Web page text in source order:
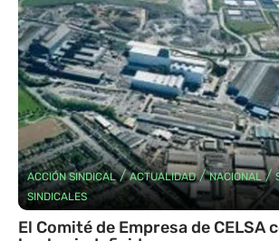
ACCIÓN SINDICAL/ACTUALIDAD/NACIONAL/
SINDICALES
El Comité de Empresa de CELSA